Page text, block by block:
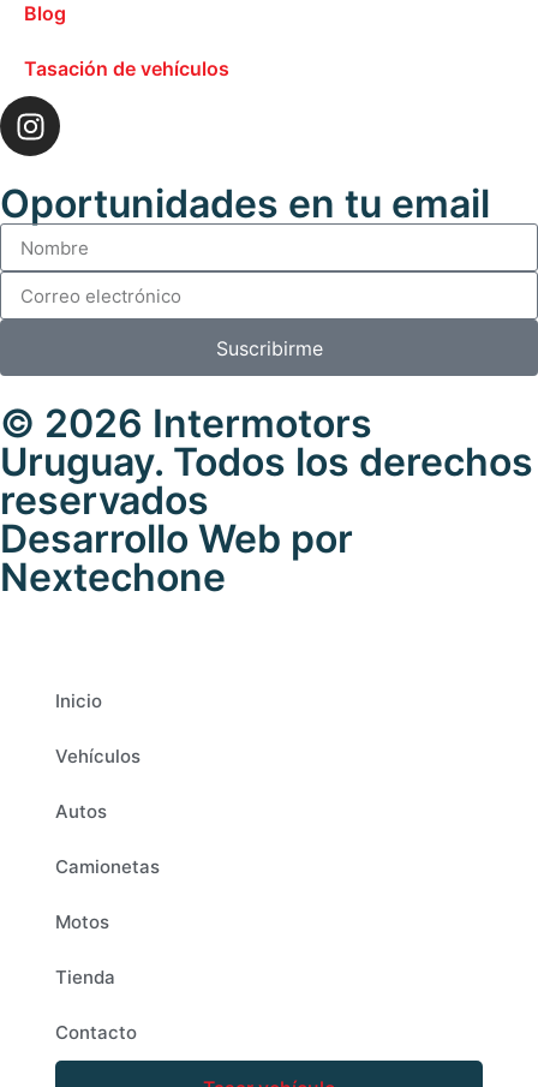
Blog
Tasación de vehículos
Oportunidades en tu email
Suscribirme
© 2026 Intermotors
Uruguay. Todos los derechos
reservados
Desarrollo Web por
Nextechone
Inicio
Vehículos
Autos
Camionetas
Motos
Tienda
Contacto